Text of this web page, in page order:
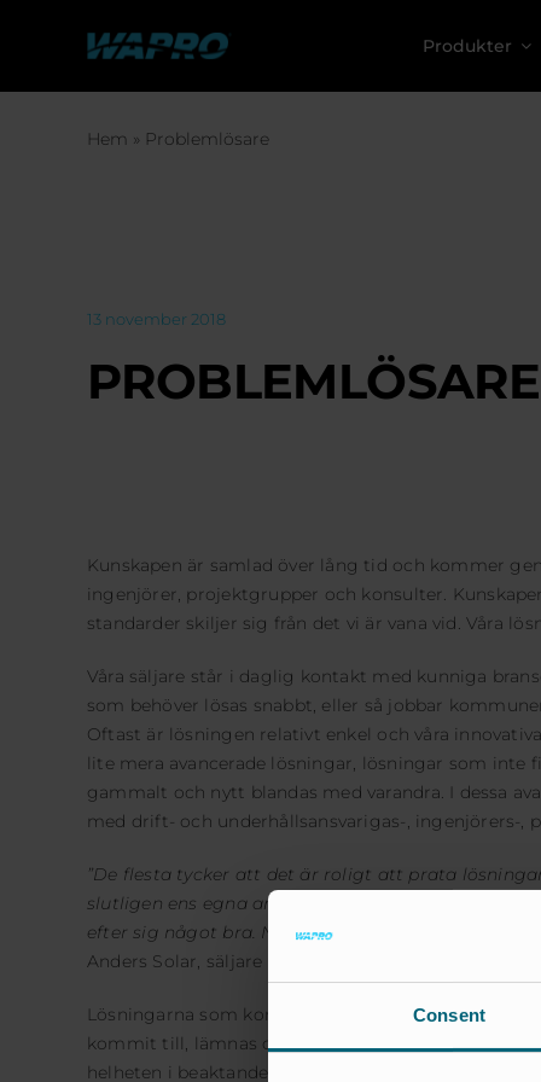
Consent
innehållet
Produkter
Hem » Problemlösare
13 november 2018
PROBLEMLÖSARE
Kunskapen är samlad över lång tid och kommer
ingenjörer, projektgrupper och konsulter.
standarder skiljer sig från det vi är vana vid. Våra
Våra säljare står i daglig kontakt med kunniga
som behöver lösas snabbt, eller så jobbar
Oftast är lösningen relativt enkel och våra
lite mera avancerade lösningar, lösningar som
gammalt och nytt blandas med varandra. I dessa
med drift- och underhållsansvarigas-, ingenjörers-,
”De flesta tycker att det är roligt att prata
slutligen ens egna arbetsmiljö. Sedan tror jag att
efter sig något bra. Något med lång livslängd och
Anders Solar, säljare för Wapro i Sverige
Lösningarna som kommer ur dessa möten är
kommit till, lämnas den över till vårat
helheten i beaktande och belyser även redan